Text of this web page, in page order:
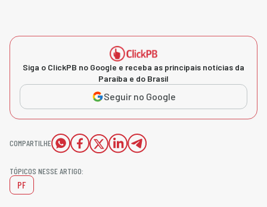
Siga o ClickPB no Google e receba as principais notícias da
Paraíba e do Brasil
Seguir no Google
COMPARTILHE
TÓPICOS NESSE ARTIGO:
PF